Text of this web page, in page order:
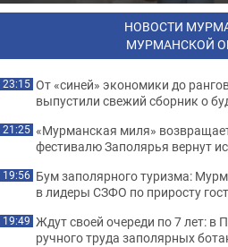
НОВОСТИ
МУРМАНСКОЙ
23:15 От «синей» экономики до
выпустили свежий сборник о
21:25 «Мурманская миля»
фестивалю Заполярья вернут
19:56 Бум заполярного туризма:
в лидеры СЗФО по приросту
19:49 Ждут своей очереди по 7 лет:
ручного труда заполярных